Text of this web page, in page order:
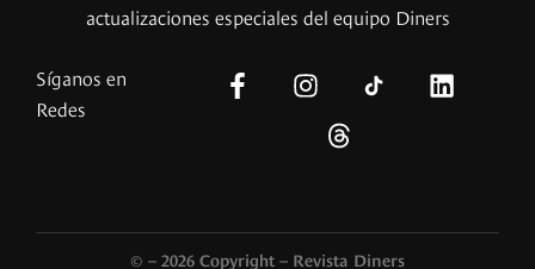
actualizaciones especiales del equipo Diners
Síganos en
Redes
© – 2026 Copyright – Revista Diners